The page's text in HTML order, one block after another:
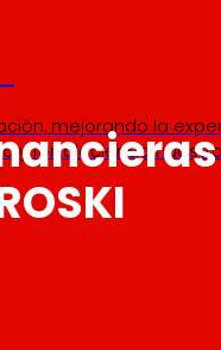
mejorando la
y fortaleciendo